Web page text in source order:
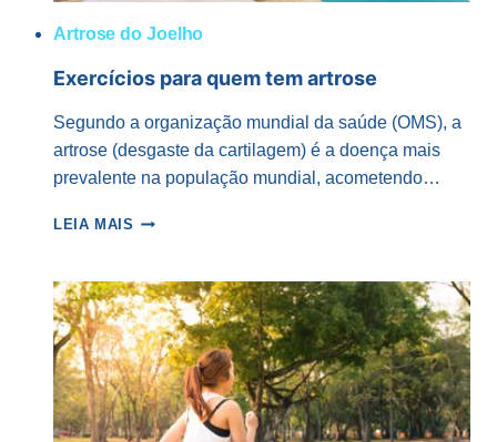
Artrose do Joelho
Exercícios para quem tem artrose
Segundo a organização mundial da saúde (OMS), a
artrose (desgaste da cartilagem) é a doença mais
prevalente na população mundial, acometendo…
LEIA MAIS EXERCÍCIOS
TEM
ARTROSE